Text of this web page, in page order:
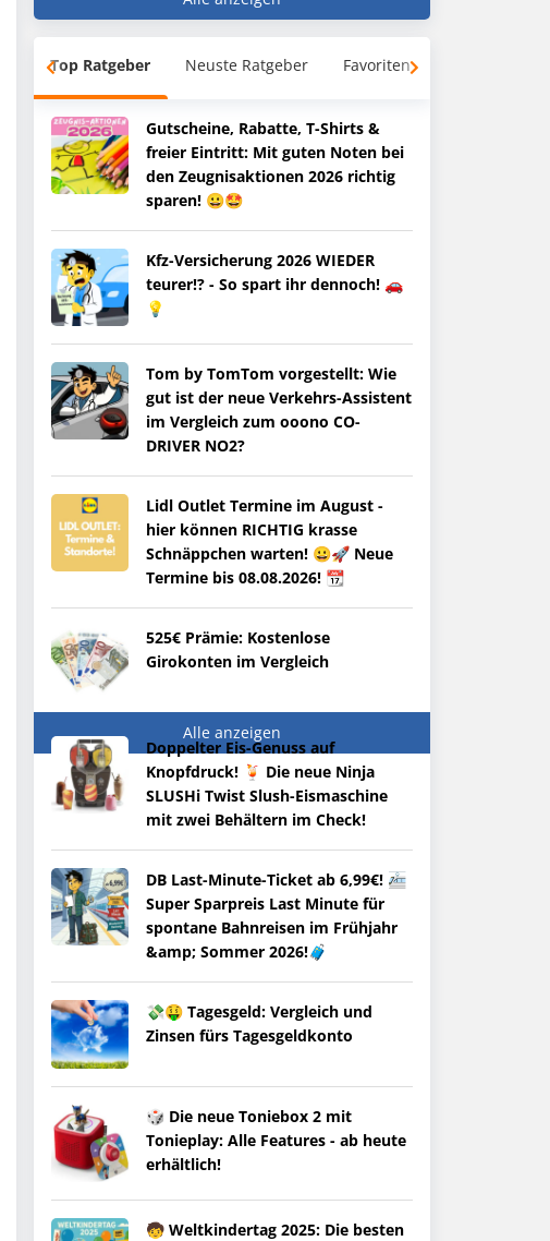
Top Ratgeber Neuste Ratgeber Favoriten
Gutscheine, Rabatte, T-Shirts &
freier Eintritt: Mit guten Noten bei
den Zeugnisaktionen 2026 richtig
sparen! 😀🤩
Kfz-Versicherung 2026 WIEDER
teurer!? - So spart ihr dennoch! 🚗
💡
Tom by TomTom vorgestellt: Wie
gut ist der neue Verkehrs-Assistent
im Vergleich zum ooono CO-
DRIVER NO2?
Lidl Outlet Termine im August -
hier können RICHTIG krasse
Schnäppchen warten! 😀🚀 Neue
Termine bis 08.08.2026! 📆
525€ Prämie: Kostenlose
Girokonten im Vergleich
Alle anzeigen
Doppelter Eis-Genuss auf
Knopfdruck! 🍹 Die neue Ninja
SLUSHi Twist Slush-Eismaschine
mit zwei Behältern im Check!
DB Last-Minute-Ticket ab 6,99€! 🚈
Super Sparpreis Last Minute für
spontane Bahnreisen im Frühjahr
&amp; Sommer 2026!🧳
💸🤑 Tagesgeld: Vergleich und
Zinsen fürs Tagesgeldkonto
🎲 Die neue Toniebox 2 mit
Tonieplay: Alle Features - ab heute
erhältlich!
🧒 Weltkindertag 2025: Die besten